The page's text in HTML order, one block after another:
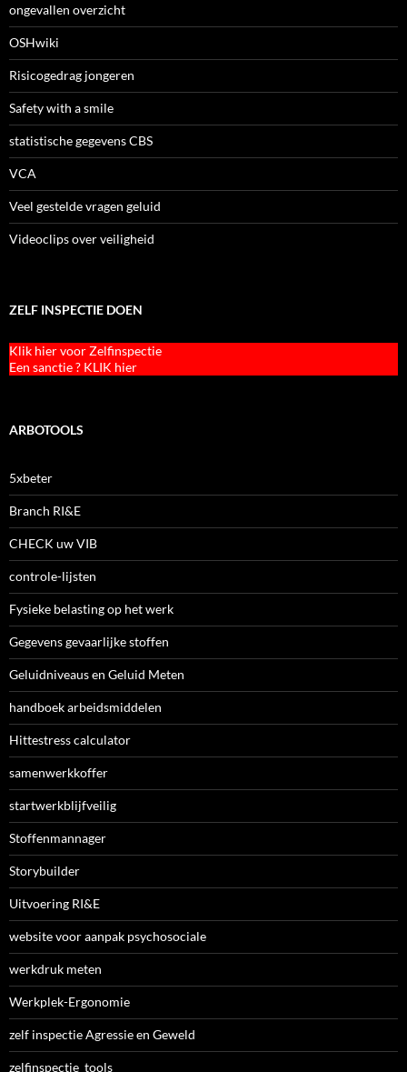
ongevallen overzicht
OSHwiki
Risicogedrag jongeren
Safety with a smile
statistische gegevens CBS
VCA
Veel gestelde vragen geluid
Videoclips over veiligheid
ZELF INSPECTIE DOEN
Klik hier voor Zelfinspectie
Een sanctie ? KLIK hier
ARBOTOOLS
5xbeter
Branch RI&E
CHECK uw VIB
controle-lijsten
Fysieke belasting op het werk
Gegevens gevaarlijke stoffen
Geluidniveaus en Geluid Meten
handboek arbeidsmiddelen
Hittestress calculator
samenwerkkoffer
startwerkblijfveilig
Stoffenmannager
Storybuilder
Uitvoering RI&E
website voor aanpak psychosociale
werkdruk meten
Werkplek-Ergonomie
zelf inspectie Agressie en Geweld
zelfinspectie_tools